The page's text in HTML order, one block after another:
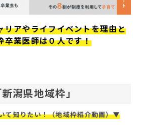
リアやライフイベントを理由と
卒業医師は０人です！
潟県地域枠」
て知りたい！（地域枠紹介動画）▼